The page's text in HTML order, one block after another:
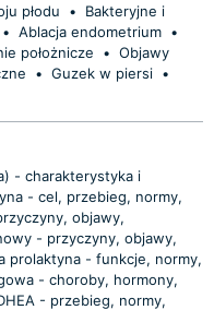
płodu
•
Bakteryjne i
• Ablacja endometrium •
położnicze • Objawy
• Guzek w piersi •
- charakterystyka i
- cel, przebieg, normy,
objawy,
- przyczyny, objawy,
prolaktyna - funkcje, normy,
- choroby, hormony,
- przebieg, normy,